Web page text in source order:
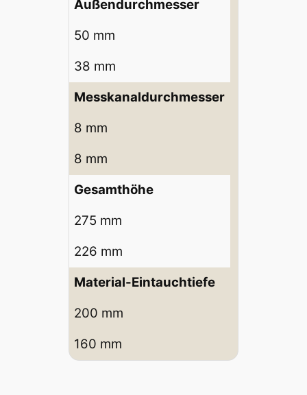
Außendurchmesser
50 mm
38 mm
Messkanaldurchmesser
8 mm
8 mm
Gesamthöhe
275 mm
226 mm
Material-Eintauchtiefe
200 mm
160 mm